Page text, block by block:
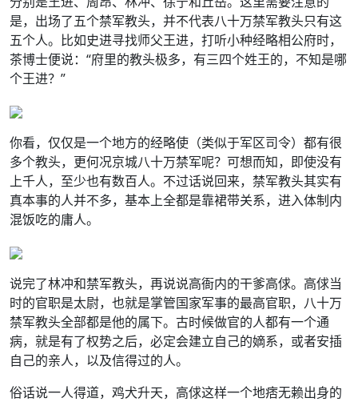
是，出场了五个禁军教头，并不代表八十万禁军教头只有这
五个人。比如史进寻找师父王进，打听小种经略相公府时，
茶博士便说：“府里的教头极多，有三四个姓王的，不知是哪
个王进？”
你看，仅仅是一个地方的经略使（类似于军区司令）都有很
多个教头，更何况京城八十万禁军呢？可想而知，即使没有
上千人，至少也有数百人。不过话说回来，禁军教头其实有
真本事的人并不多，基本上全都是靠裙带关系，进入体制内
混饭吃的庸人。
说完了林冲和禁军教头，再说说高衙内的干爹高俅。高俅当
时的官职是太尉，也就是掌管国家军事的最高官职，八十万
禁军教头全部都是他的属下。古时候做官的人都有一个通
病，就是有了权势之后，必定会建立自己的嫡系，或者安插
自己的亲人，以及信得过的人。
俗话说一人得道，鸡犬升天，高俅这样一个地痞无赖出身的